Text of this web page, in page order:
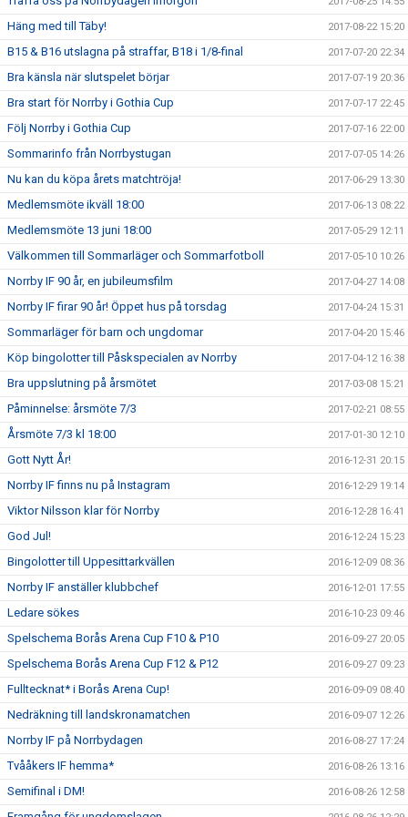
Häng med till Täby! 2017-08-22 15:20
B15 & B16 utslagna på straffar, B18 i 1/8-final 2017-07-20 22:34
Bra känsla när slutspelet börjar 2017-07-19 20:36
Bra start för Norrby i Gothia Cup 2017-07-17 22:45
Följ Norrby i Gothia Cup 2017-07-16 22:00
Sommarinfo från Norrbystugan 2017-07-05 14:26
Nu kan du köpa årets matchtröja! 2017-06-29 13:30
Medlemsmöte ikväll 18:00 2017-06-13 08:22
Medlemsmöte 13 juni 18:00 2017-05-29 12:11
Välkommen till Sommarläger och Sommarfotboll 2017-05-10 10:26
Norrby IF 90 år, en jubileumsfilm 2017-04-27 14:08
Norrby IF firar 90 år! Öppet hus på torsdag 2017-04-24 15:31
Sommarläger för barn och ungdomar 2017-04-20 15:46
Köp bingolotter till Påskspecialen av Norrby 2017-04-12 16:38
Bra uppslutning på årsmötet 2017-03-08 15:21
Påminnelse: årsmöte 7/3 2017-02-21 08:55
Årsmöte 7/3 kl 18:00 2017-01-30 12:10
Gott Nytt År! 2016-12-31 20:15
Norrby IF finns nu på Instagram 2016-12-29 19:14
Viktor Nilsson klar för Norrby 2016-12-28 16:41
God Jul! 2016-12-24 15:23
Bingolotter till Uppesittarkvällen 2016-12-09 08:36
Norrby IF anställer klubbchef 2016-12-01 17:55
Ledare sökes 2016-10-23 09:46
Spelschema Borås Arena Cup F10 & P10 2016-09-27 20:05
Spelschema Borås Arena Cup F12 & P12 2016-09-27 09:23
Fulltecknat* i Borås Arena Cup! 2016-09-09 08:40
Nedräkning till landskronamatchen 2016-09-07 12:26
Norrby IF på Norrbydagen 2016-08-27 17:24
Tvååkers IF hemma* 2016-08-26 13:16
Semifinal i DM! 2016-08-26 12:58